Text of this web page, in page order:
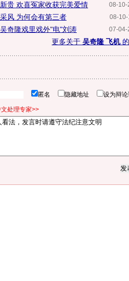
08-10-
贵 欢喜冤家收获完美爱情
08-10-
风 为何会有第三者
07-04-
奇隆戏里戏外"电"刘涛
更多关于 吴奇隆 飞机
匿名 隐藏地址 设为辩论
处理专家>>